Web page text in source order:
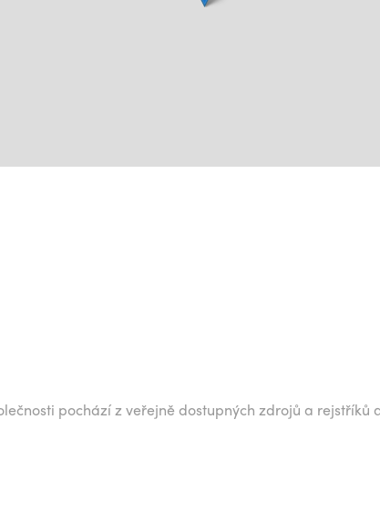
pochází z veřejně dostupných zdrojů a rejstříků